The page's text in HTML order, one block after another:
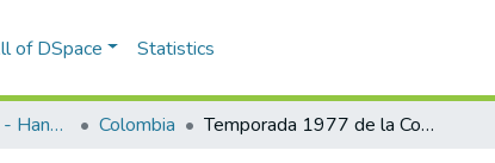
of DSpace Statistics
Programas de mano - Hand programs Colombia Temporada 1977 de la Compañía Española de zarzuelas, operetas y revistas Faustino García. La gran vía